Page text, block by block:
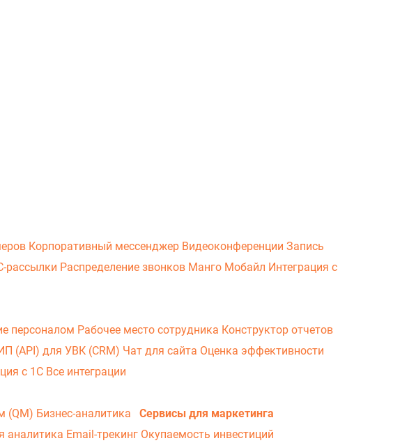
Корпоративный мессенджер Видеоконференции Запись
рассылки Распределение звонков Манго Мобайл Интеграция с
персоналом Рабочее место сотрудника Конструктор отчетов
(API) для УВК (CRM) Чат для сайта Оценка эффективности
с 1С Все интеграции
(QM) Бизнес-аналитика
Сервисы для маркетинга
аналитика Email-трекинг Окупаемость инвестиций